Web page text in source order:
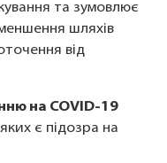
та зумовлює
шляхів
від
на COVID-19
є підозра на